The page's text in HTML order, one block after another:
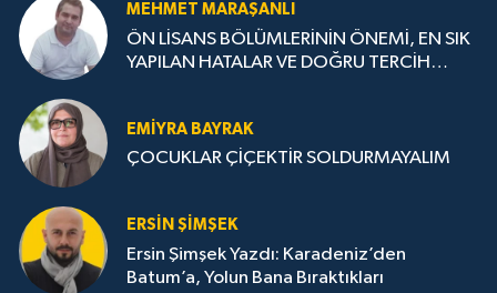
MEHMET MARAŞANLI
ÖN LİSANS BÖLÜMLERİNİN ÖNEMİ, EN SIK
YAPILAN HATALAR VE DOĞRU TERCİH
EMIYRA BAYRAK
ÇOCUKLAR ÇİÇEKTİR SOLDURMAYALIM
ERSIN ŞIMŞEK
Ersin Şimşek Yazdı: Karadeniz’den
Batum’a, Yolun Bana Bıraktıkları